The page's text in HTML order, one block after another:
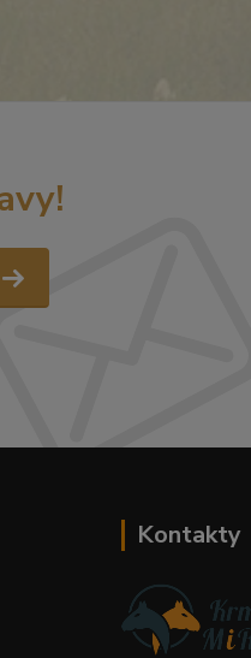
Kontakty